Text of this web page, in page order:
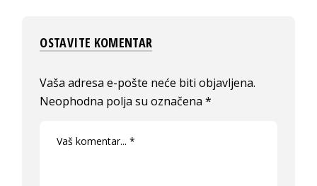
OSTAVITE KOMENTAR
Vaša adresa e-pošte neće biti objavljena.
Neophodna polja su označena*